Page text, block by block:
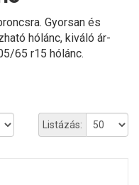
Gyorsan és
hólánc, kiváló ár-
65 r15 hólánc.
Listázás: